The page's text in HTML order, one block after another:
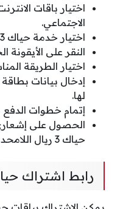
اختيار باقات
الاجتماعي.
اختيار خدمة حياك 3 ريال اللا محدودة.
النقر على الأيقونة
اختيار الطريقة
إدخال بيانات
لها.
إتمام خطوات
الحصول على
حياك 3 ريال اللامحدود.
رابط اشتراك حياك ٣ ريال لا